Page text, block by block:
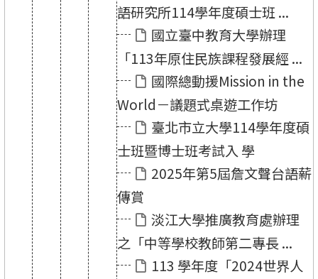
語研究所114學年度碩士班 ...
國立臺中教育大學辦理
「113年原住民族課程發展經 ...
國際總動援Mission in the
World－議題式桌遊工作坊
臺北市立大學114學年度碩
士班暨博士班考試入 學
2025年第5屆詹文聲台語薪
傳賞
淡江大學推廣教育處辦理
之「中等學校教師第二專長 ...
113 學年度「2024世界人